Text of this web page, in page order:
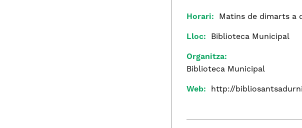
Horari: Matins de dimarts a
Lloc: Biblioteca Municipal
Organitza:
Biblioteca Municipal
Web: http://